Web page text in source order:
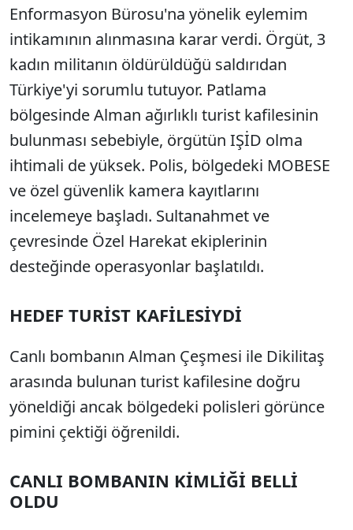
Enformasyon Bürosu'na yönelik eylemim
intikamının alınmasına karar verdi. Örgüt, 3
kadın militanın öldürüldüğü saldırıdan
Türkiye'yi sorumlu tutuyor. Patlama
bölgesinde Alman ağırlıklı turist kafilesinin
bulunması sebebiyle, örgütün IŞİD olma
ihtimali de yüksek. Polis, bölgedeki MOBESE
ve özel güvenlik kamera kayıtlarını
incelemeye başladı. Sultanahmet ve
çevresinde Özel Harekat ekiplerinin
desteğinde operasyonlar başlatıldı.
HEDEF TURİST KAFİLESİYDİ
Canlı bombanın Alman Çeşmesi ile Dikilitaş
arasında bulunan turist kafilesine doğru
yöneldiği ancak bölgedeki polisleri görünce
pimini çektiği öğrenildi.
CANLI BOMBANIN KİMLİĞİ BELLİ
OLDU